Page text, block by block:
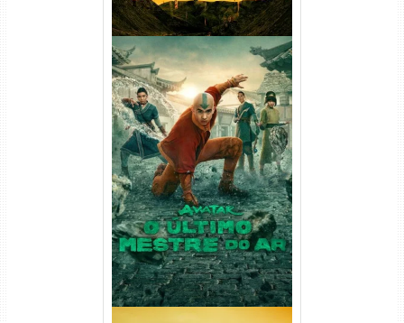
Avatar: O Último Mestre do
Ar 2ª Temporada Torrent
(2026) WEB-DL 1080p Dual
Áudio